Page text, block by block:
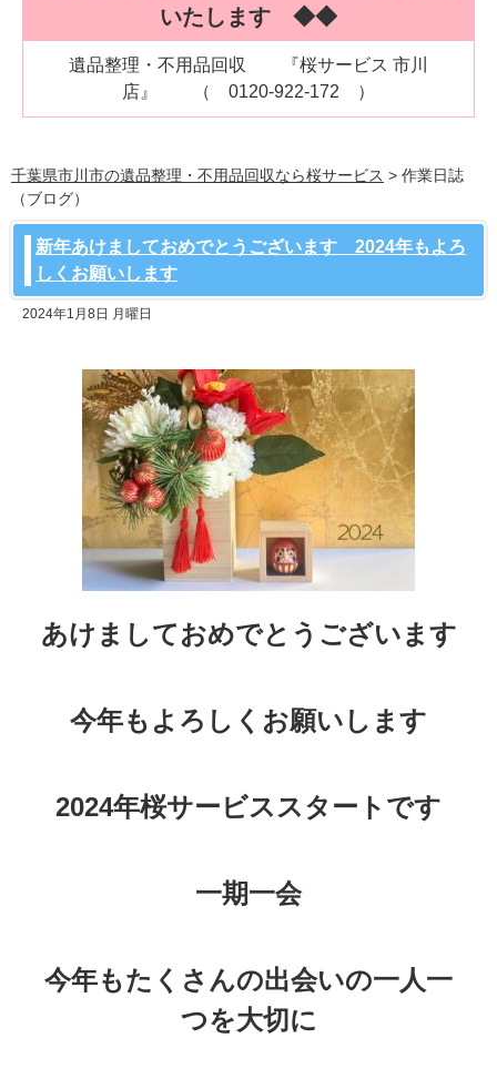
いたします ◆◆
遺品整理・不用品回収 『桜サービス 市川
店』
（ 0120-922-172 ）
千葉県市川市の遺品整理・不用品回収なら桜サービス > 作業日誌
（ブログ）
新年あけましておめでとうございます 2024年もよろ
しくお願いします
2024年1月8日 月曜日
あけましておめでとうございます
今年もよろしくお願いします
2024年桜サービススタートです
一期一会
今年もたくさんの出会いの一人一
つを大切に